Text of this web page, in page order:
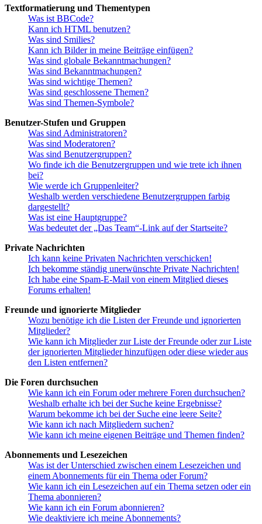
Textformatierung und Thementypen
Was ist BBCode?
Kann ich HTML benutzen?
Was sind Smilies?
Kann ich Bilder in meine Beiträge einfügen?
Was sind globale Bekanntmachungen?
Was sind Bekanntmachungen?
Was sind wichtige Themen?
Was sind geschlossene Themen?
Was sind Themen-Symbole?
Benutzer-Stufen und Gruppen
Was sind Administratoren?
Was sind Moderatoren?
Was sind Benutzergruppen?
Wo finde ich die Benutzergruppen und wie trete ich ihnen
bei?
Wie werde ich Gruppenleiter?
Weshalb werden verschiedene Benutzergruppen farbig
dargestellt?
Was ist eine Hauptgruppe?
Was bedeutet der „Das Team“-Link auf der Startseite?
Private Nachrichten
Ich kann keine Privaten Nachrichten verschicken!
Ich bekomme ständig unerwünschte Private Nachrichten!
Ich habe eine Spam-E-Mail von einem Mitglied dieses
Forums erhalten!
Freunde und ignorierte Mitglieder
Wozu benötige ich die Listen der Freunde und ignorierten
Mitglieder?
Wie kann ich Mitglieder zur Liste der Freunde oder zur Liste
der ignorierten Mitglieder hinzufügen oder diese wieder aus
den Listen entfernen?
Die Foren durchsuchen
Wie kann ich ein Forum oder mehrere Foren durchsuchen?
Weshalb erhalte ich bei der Suche keine Ergebnisse?
Warum bekomme ich bei der Suche eine leere Seite?
Wie kann ich nach Mitgliedern suchen?
Wie kann ich meine eigenen Beiträge und Themen finden?
Abonnements und Lesezeichen
Was ist der Unterschied zwischen einem Lesezeichen und
einem Abonnements für ein Thema oder Forum?
Wie kann ich ein Lesezeichen auf ein Thema setzen oder ein
Thema abonnieren?
Wie kann ich ein Forum abonnieren?
Wie deaktiviere ich meine Abonnements?